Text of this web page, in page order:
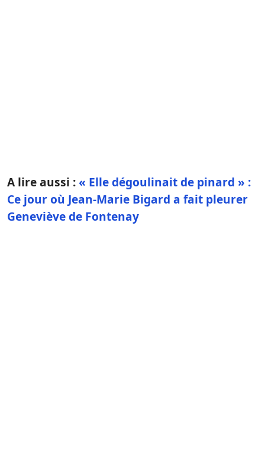
A lire aussi :« Elle dégoulinait de pinard » :
Ce jour où Jean-Marie Bigard a fait pleurer
Geneviève de Fontenay